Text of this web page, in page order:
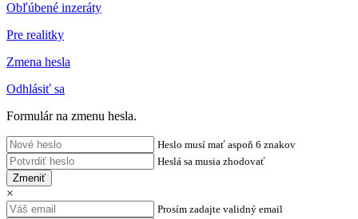
Obľúbené inzeráty
Pre realitky
Zmena hesla
Odhlásiť sa
Formulár na zmenu hesla.
Heslo musí mať aspoň 6 znakov
Heslá sa musia zhodovať
Zmeniť
×
Prosím zadajte validný email